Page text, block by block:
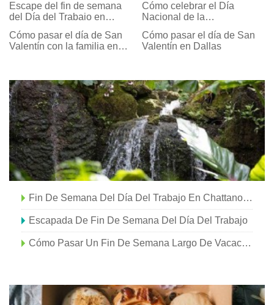
Escape del fin de semana
del Día del Trabajo en
Cómo celebrar el Día
Nacional de la
Personas con Discapacidad
en Dallas
Cómo pasar el día de San
Valentín con la familia en
Cómo pasar el día de San
Valentín en Dallas
Fin De Semana Del Día Del Trabajo En Chattanooga
Escapada De Fin De Semana Del Día Del Trabajo
Cómo Pasar Un Fin De Semana Largo De Vacaciones